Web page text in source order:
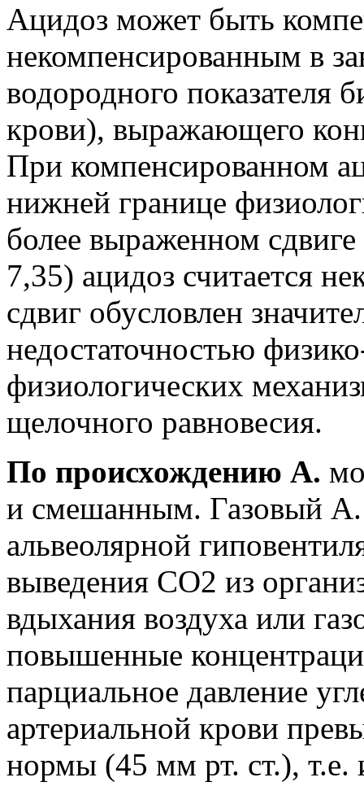
Ацидоз может быть
некомпенсированным в
водородного показателя
крови), выражающего
При компенсированном
нижней границе
более выраженном
7,35) ацидоз считается
сдвиг обусловлен
недостаточностью
физиологических
щелочного равновесия.
По происхождению А.
и смешанным. Газовый А.
альвеолярной
выведения СО2 из
вдыхания воздуха или
повышенные
парциальное давление
артериальной крови
нормы (45 мм рт. ст.), т.е.